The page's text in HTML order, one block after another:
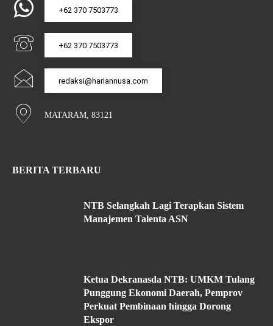
+62 370 7503773
+62 370 7503773
redaksi@hariannusa.com
MATARAM, 83121
BERITA TERBARU
NTB Selangkah Lagi Terapkan Sistem
Manajemen Talenta ASN
Ketua Dekranasda NTB: UMKM Tulang
Punggung Ekonomi Daerah, Pemprov
Perkuat Pembinaan hingga Dorong
Ekspor